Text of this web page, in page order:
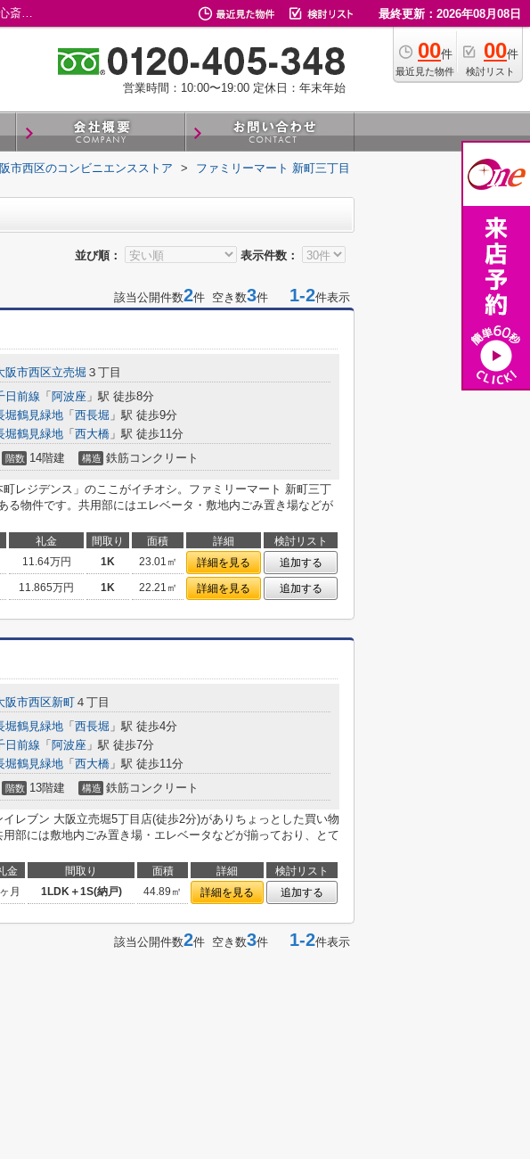
ファミリーマート 新町三丁目店周辺の物件一覧｜大阪市の賃貸・貸店舗｜株式会社プラスワン心斎橋店 最終更新：2026年08月08日
00件
最近見た物件
00件
検討リスト
営業時間：10:00〜19:00 定休日：年末年始
市西区のコンビニエンスストア >
ファミリーマート 新町三丁目
並び順： 表示件数：
該当公開件数2件 空き数3件 1-2件表示
阪市西区立売堀 ３丁目
日前線 「 阿波座 」駅 徒歩8分
堀鶴見緑地 「 西長堀 」駅 徒歩9分
堀鶴見緑地 「 西大橋 」駅 徒歩11分
階数 14階建 構造 鉄筋コンクリート
町レジデンス」のここがイチオシ。ファミリーマート 新町三丁
る物件です。共用部にはエレベータ・敷地内ごみ置き場などが
礼金 間取り 面積 詳細
検討リスト
11.64万円 1K 23.01㎡ 詳細を見る
追加する
11.865万円 1K 22.21㎡ 詳細を見る 追加する
阪市西区新町 ４丁目
堀鶴見緑地 「 西長堀 」駅 徒歩4分
日前線 「 阿波座 」駅 徒歩7分
堀鶴見緑地 「 西大橋 」駅 徒歩11分
階数 13階建 構造 鉄筋コンクリート
レブン 大阪立売堀5丁目店(徒歩2分)がありちょっとした買い物
用部には敷地内ごみ置き場・エレベータなどが揃っており、とて
金 間取り 面積 詳細
検討リスト
月 1LDK＋1S(納戸) 44.89㎡ 詳細を見る 追加する
該当公開件数2件 空き数3件 1-2件表示